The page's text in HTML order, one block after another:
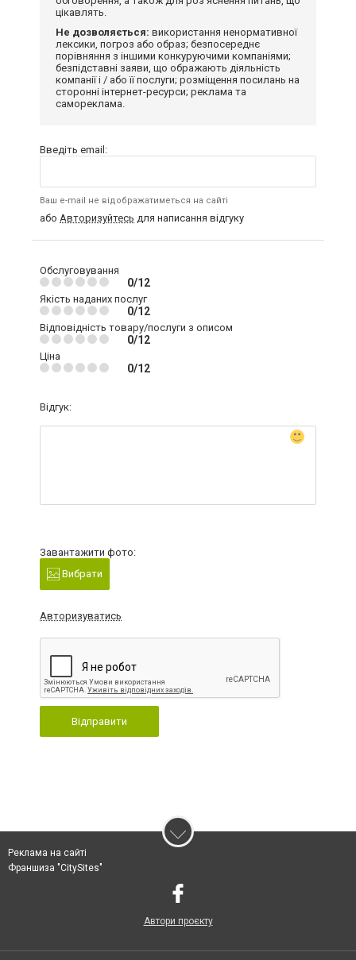
цікавлять.
Не дозволяється: використання ненормативної
лексики, погроз або образ; безпосереднє
порівняння з іншими конкуруючими компаніями;
безпідставні заяви, що ображають діяльність
компанії і / або її послуги; розміщення посилань на
сторонні інтернет-ресурси; реклама та
самореклама.
Введіть email:
Ваш e-mail не відображатиметься на сайті
або Авторизуйтесь для написання відгуку
Обслуговування
0/12
Якість наданих послуг
0/12
Відповідність товару/послуги з описом
0/12
Ціна
0/12
Відгук:
Завантажити фото:
Вибрати
Авторизуватись
Відправити
Реклама на сайті
Франшиза "CitySites"
Автори проєкту